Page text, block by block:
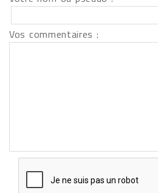
Vos commentaires :